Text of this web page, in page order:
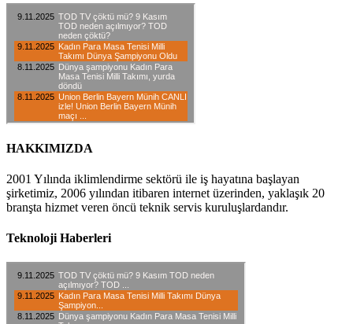
HAKKIMIZDA
2001 Yılında iklimlendirme sektörü ile iş hayatına başlayan
şirketimiz, 2006 yılından itibaren internet üzerinden, yaklaşık 20
branşta hizmet veren öncü teknik servis kuruluşlardandır.
Teknoloji Haberleri